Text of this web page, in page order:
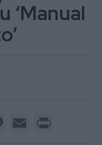
‘Manual
Message
Email